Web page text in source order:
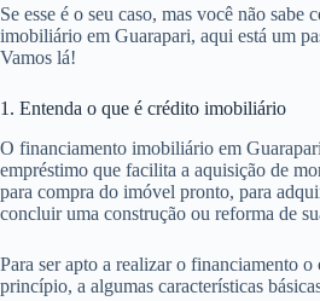
Se esse é o seu caso, mas você não sabe
imobiliário em Guarapari, aqui está um
Vamos lá!
1. Entenda o que é crédito imobiliário
O financiamento imobiliário em
empréstimo que facilita a aquisição de
para compra do imóvel pronto, para
concluir uma construção ou reforma de
Para ser apto a realizar o financiamento o
princípio, a algumas características